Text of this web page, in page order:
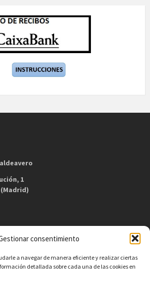
consentimiento
a navegar de manera eficiente y realizar ciertas
detallada sobre cada una de las cookies en
1
(Madrid)